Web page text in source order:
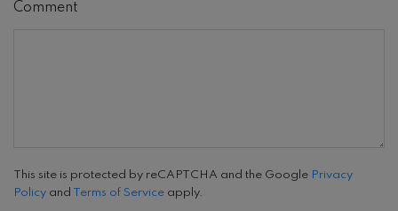
Comment
This site is protected by reCAPTCHA and the Google Privacy
Policy and Terms of Service apply.